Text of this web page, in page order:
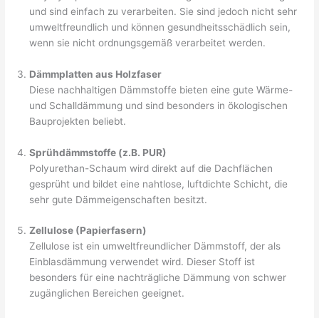
und sind einfach zu verarbeiten. Sie sind jedoch nicht sehr
umweltfreundlich und können gesundheitsschädlich sein,
wenn sie nicht ordnungsgemäß verarbeitet werden.
Dämmplatten aus Holzfaser
Diese nachhaltigen Dämmstoffe bieten eine gute Wärme-
und Schalldämmung und sind besonders in ökologischen
Bauprojekten beliebt.
Sprühdämmstoffe (z.B. PUR)
Polyurethan-Schaum wird direkt auf die Dachflächen
gesprüht und bildet eine nahtlose, luftdichte Schicht, die
sehr gute Dämmeigenschaften besitzt.
Zellulose (Papierfasern)
Zellulose ist ein umweltfreundlicher Dämmstoff, der als
Einblasdämmung verwendet wird. Dieser Stoff ist
besonders für eine nachträgliche Dämmung von schwer
zugänglichen Bereichen geeignet.